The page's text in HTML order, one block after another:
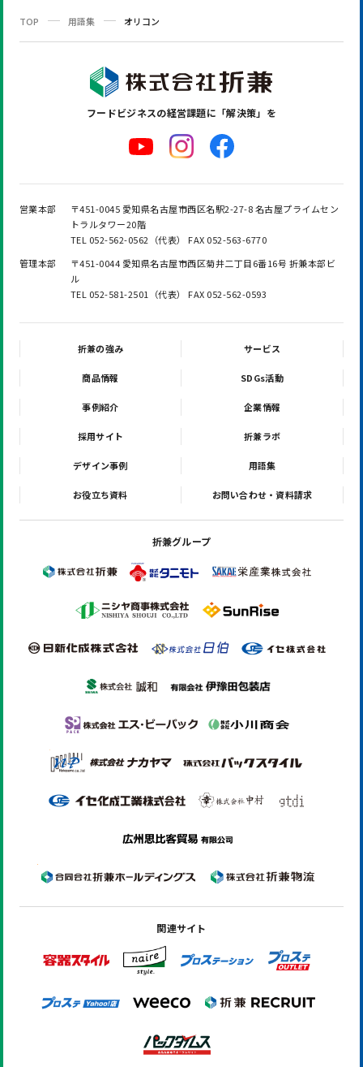
TOP 用語集 オリコン
フードビジネスの経営課題に「解決策」を
営業本部
〒451-0045 愛知県名古屋市西区名駅2-27-8 名古屋プライムセン
トラルタワー20階
TEL 052-562-0562（代表） FAX 052-563-6770
管理本部
〒451-0044 愛知県名古屋市西区菊井二丁目6番16号 折兼本部ビ
ル
TEL 052-581-2501（代表） FAX 052-562-0593
折兼の強み サービス
商品情報 SDGs活動
事例紹介 企業情報
採用サイト 折兼ラボ
デザイン事例 用語集
お役立ち資料 お問い合わせ・資料請求
折兼グループ
関連サイト